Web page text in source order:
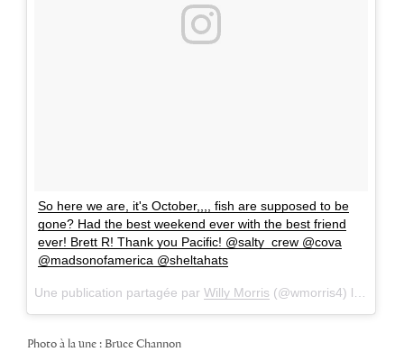
So here we are, it's October,,,, fish are supposed to be
gone? Had the best weekend ever with the best friend
ever! Brett R! Thank you Pacific! @salty_crew @cova
@madsonofamerica @sheltahats
Une publication partagée par Willy Morris (@wmorris4) le
Photo à la une : Bruce Channon